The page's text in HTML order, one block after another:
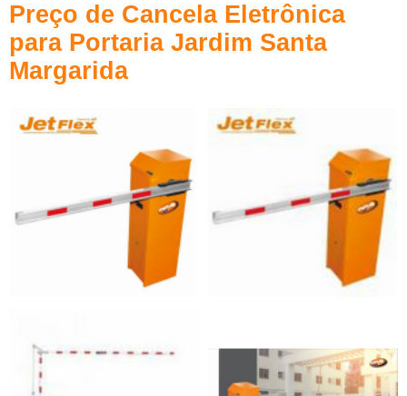
Preço de Cancela Eletrônica
para Portaria Jardim Santa
Margarida